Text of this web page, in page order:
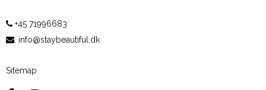
+45 71996683
: info@staybeautiful.dk
Sitemap